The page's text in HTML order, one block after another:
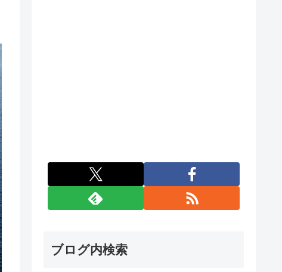
ブログ内検索